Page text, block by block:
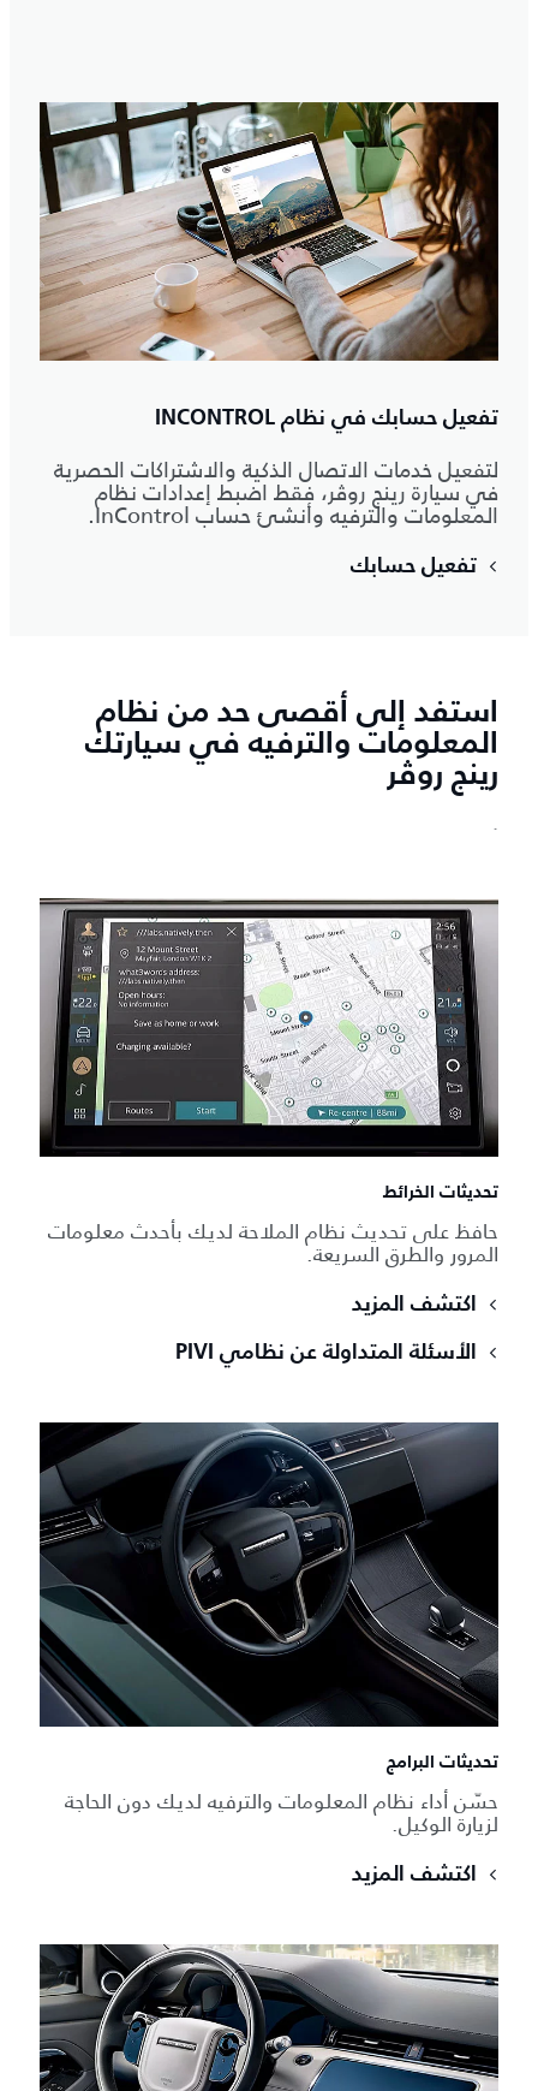
تفعيل حسابك في نظام INCONTROL
لتفعيل خدمات الاتصال الذكية والاشتراكات الحصرية
في سيارة رينج روڤر، فقط اضبط إعدادات نظام
المعلومات والترفيه وأنشئ حساب InControl.
تفعيل حسابك
استفد إلى أقصى حد من نظام
المعلومات والترفيه في سيارتك
رينج روڤر
`
تحديثات الخرائط
حافظ على تحديث نظام الملاحة لديك بأحدث معلومات
المرور والطرق السريعة.
اكتشف المزيد
الأسئلة المتداولة عن نظامي PIVI
تحديثات البرامج
حسّن أداء نظام المعلومات والترفيه لديك دون الحاجة
لزيارة الوكيل.
اكتشف المزيد